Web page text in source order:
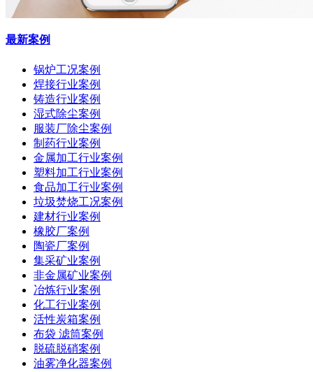
最新案例
锅炉工况案例
焊接行业案例
铸造行业案例
湿式除尘案例
服装厂除尘案例
制药行业案例
金属加工行业案例
塑料加工行业案例
食品加工行业案例
垃圾焚烧工况案例
建材行业案例
橡胶厂案例
陶瓷厂案例
集采矿业案例
非金属矿业案例
冶炼行业案例
化工行业案例
活性炭箱案例
布袋 滤筒案例
脱硫脱硝案例
油雾净化器案例